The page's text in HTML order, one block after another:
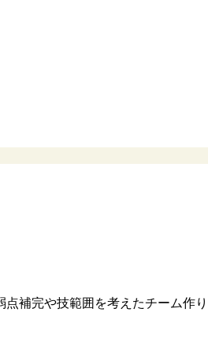
補完や技範囲を考えたチーム作